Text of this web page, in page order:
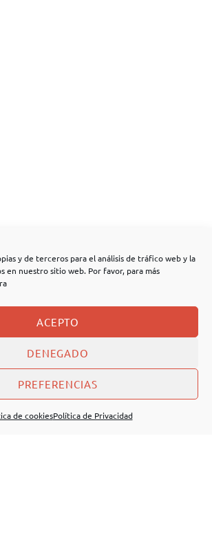
y de terceros para el análisis de tráfico web y la
en nuestro sitio web. Por favor, para más
ACEPTO
DENEGADO
PREFERENCIAS
de cookiesPolítica de Privacidad